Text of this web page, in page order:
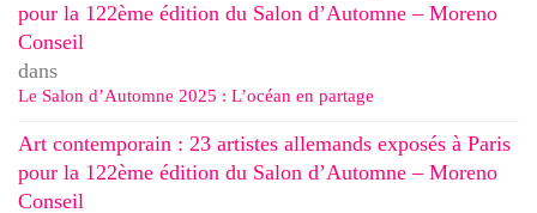
pour la 122ème édition du Salon d’Automne – Moreno
Conseil
dans
Le Salon d’Automne 2025 : L’océan en partage
Art contemporain : 23 artistes allemands exposés à Paris
pour la 122ème édition du Salon d’Automne – Moreno
Conseil